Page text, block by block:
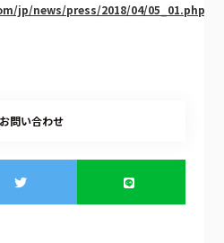
jp/news/press/2018/04/05_01.php
お問い合わせ